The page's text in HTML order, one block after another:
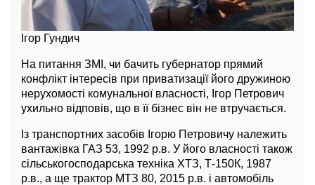
Ігор Гундич
На питання ЗМІ, чи бачить губернатор прямий
конфлікт інтересів при приватизації його дружиною
нерухомості комунальної власності, Ігор Петрович
ухильно відповів, що в її бізнес він не втручається.
Із транспортних засобів Ігорю Петровичу належить
вантажівка ГАЗ 53, 1992 р.в. У його власності також
сільськогосподарська техніка ХТЗ, Т-150К, 1987
р.в., а ще трактор МТЗ 80, 2015 р.в. і автомобіль